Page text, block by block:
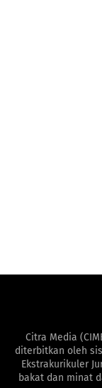
Citra Media
diterbitkan oleh
Ekstrakurikuler
bakat dan minat